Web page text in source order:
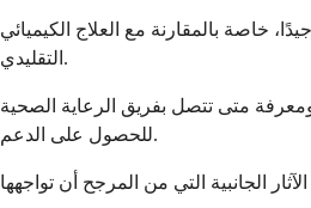
خاصة بالمقارنة مع العلاج الكيميائي
التقليدي.
متى تتصل بفريق الرعاية الصحية
للحصول على الدعم.